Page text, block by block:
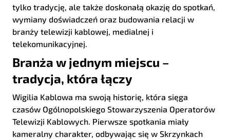
tylko tradycję, ale także doskonałą okazję do spotkań,
wymiany doświadczeń oraz budowania relacji w
branży telewizji kablowej, medialnej i
telekomunikacyjnej.
Branża w jednym miejscu –
tradycja, która łączy
Wigilia Kablowa ma swoją historię, która sięga
czasów Ogólnopolskiego Stowarzyszenia Operatorów
Telewizji Kablowych. Pierwsze spotkania miały
kameralny charakter, odbywając się w Skrzynkach